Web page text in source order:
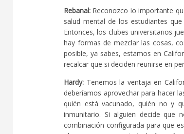
Rebanal: Reconozco lo importante
salud mental de los estudiantes
Entonces, los clubes universitarios
hay formas de mezclar las cosas,
posible, ya sabes, estamos en
recalcar que si deciden reunirse en
Hardy: Tenemos la ventaja en
deberíamos aprovechar para hacer
quién está vacunado, quién no y
inmunitario. Si alguien decide que
combinación configurada para que